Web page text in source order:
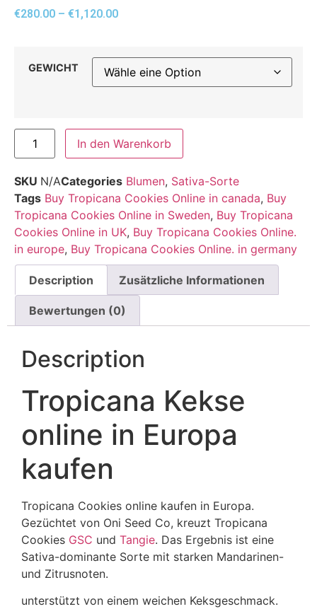
€280.00 – €1,120.00
GEWICHT
In den Warenkorb
SKU N/ACategories Blumen, Sativa-Sorte
Tags Buy Tropicana Cookies Online in canada, Buy
Tropicana Cookies Online in Sweden, Buy Tropicana
Cookies Online in UK, Buy Tropicana Cookies Online.
in europe, Buy Tropicana Cookies Online. in germany
Description Zusätzliche Informationen
Bewertungen (0)
Description
Tropicana Kekse
online in Europa
kaufen
Tropicana Cookies online kaufen in Europa.
Gezüchtet von Oni Seed Co, kreuzt Tropicana
Cookies GSC und Tangie. Das Ergebnis ist eine
Sativa-dominante Sorte mit starken Mandarinen-
und Zitrusnoten.
unterstützt von einem weichen Keksgeschmack.